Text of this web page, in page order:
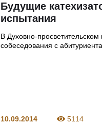
Будущие
испытания
В Духовно-
собеседования с
10.09.2014 5114